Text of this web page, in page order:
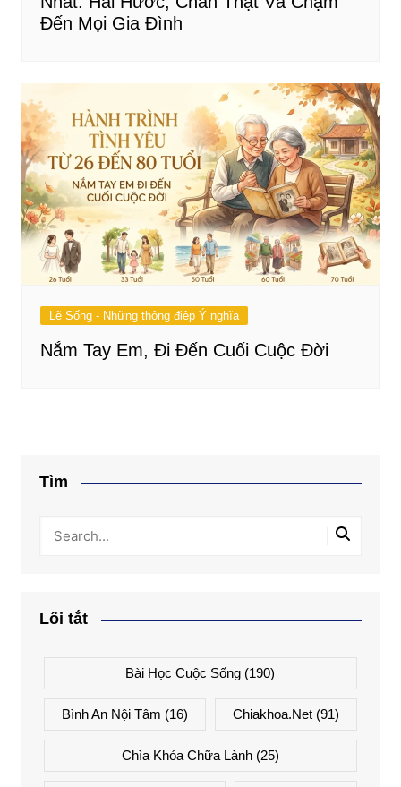
Đến Mọi Gia Đình
Lẽ Sống - Những thông điệp Ý nghĩa
Nắm Tay Em, Đi Đến Cuối Cuộc Đời
Tìm
Lối tắt
Bài Học Cuộc Sống (190)
Bình An Nội Tâm (16) Chiakhoa.net (91)
Chìa Khóa Chữa Lành(25)